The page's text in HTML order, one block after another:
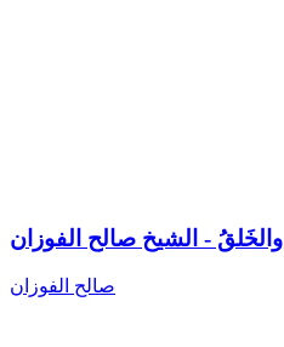
- الشيخ صالح الفوزان
صالح الفوزان